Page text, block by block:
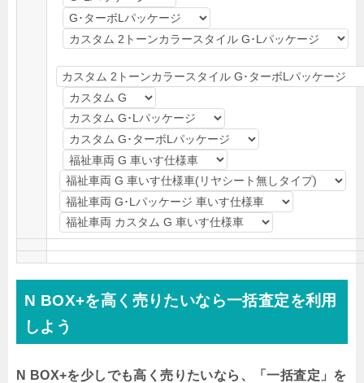
N BOX+を高く売りたいなら一括査定を利用
しよう
N BOX+を少しでも高く売りたいなら、「一括査定」を